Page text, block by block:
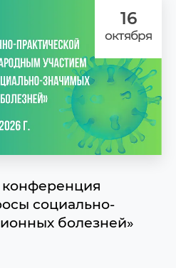
16
октября
конференция
социально-
болезней»